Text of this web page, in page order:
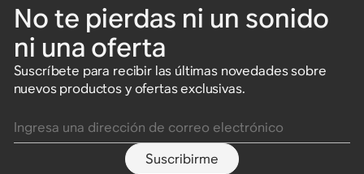
No te pierdas ni un sonido
ni una oferta
Suscríbete para recibir las últimas novedades sobre
nuevos productos y ofertas exclusivas.
Suscribirme